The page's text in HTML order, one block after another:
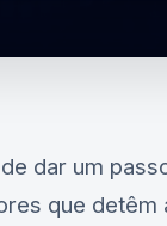
dar um
que detêm